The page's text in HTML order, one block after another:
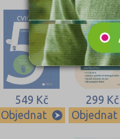
549 Kč
Objednat
299 Kč
Objednat